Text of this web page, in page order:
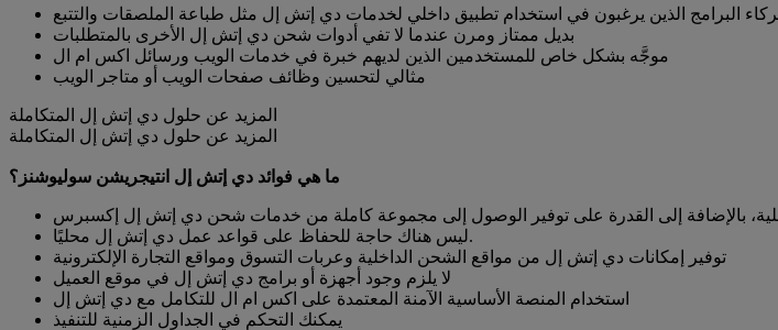
البرامج الذين يرغبون في استخدام تطبيق داخلي لخدمات دي إتش إل مثل طباعة الملصقات والتتبع
بديل ممتاز ومرن عندما لا تفي أدوات شحن دي إتش إل الأخرى بالمتطلبات
موجَّه بشكل خاص للمستخدمين الذين لديهم خبرة في خدمات الويب ورسائل اكس ام ال
مثالي لتحسين وظائف صفحات الويب أو متاجر الويب
المزيد عن حلول دي إتش إل المتكاملة
المزيد عن حلول دي إتش إل المتكاملة
ما هي فوائد دي إتش إل انتيجريشن سوليوشنز؟
بالإضافة إلى القدرة على توفير الوصول إلى مجموعة كاملة من خدمات شحن دي إتش إل إكسبرس
ليس هناك حاجة للحفاظ على قواعد عمل دي إتش إل محليًا.
توفير إمكانات دي إتش إل من مواقع الشحن الداخلية وعربات التسوق ومواقع التجارة الإلكترونية
لا يلزم وجود أجهزة أو برامج دي إتش إل في موقع العميل
استخدام المنصة الأساسية الآمنة المعتمدة على اكس ام ال للتكامل مع دي إتش إل
يمكنك التحكم في الجداول الزمنية للتنفيذ